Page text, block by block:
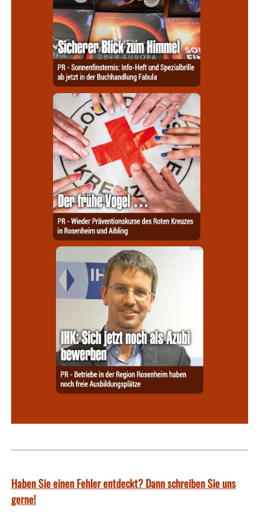
Haben Sie einen Fehler entdeckt? Dann schreiben Sie uns
gerne!